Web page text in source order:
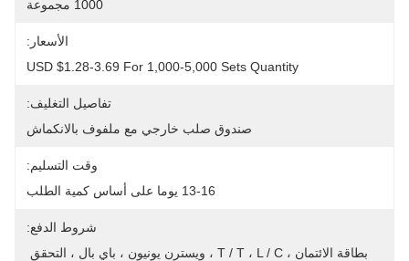
1000 مجموعة
الأسعار:
USD $1.28-3.69 For 1,000-5,000 Sets Quantity
تفاصيل التغليف:
صندوق صلب خارجي مع ملفوف بالانكماش
وقت التسليم:
13-16 يوما على أساس كمية الطلب
شروط الدفع: